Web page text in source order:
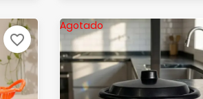
favorite_border
Agotado